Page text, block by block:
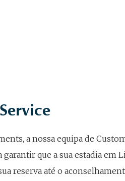
a nossa equipa de
garantir que a sua estadia em
reserva até o